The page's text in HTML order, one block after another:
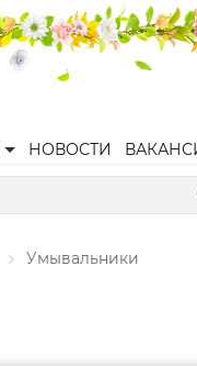
НОВОСТИ
Умывальники